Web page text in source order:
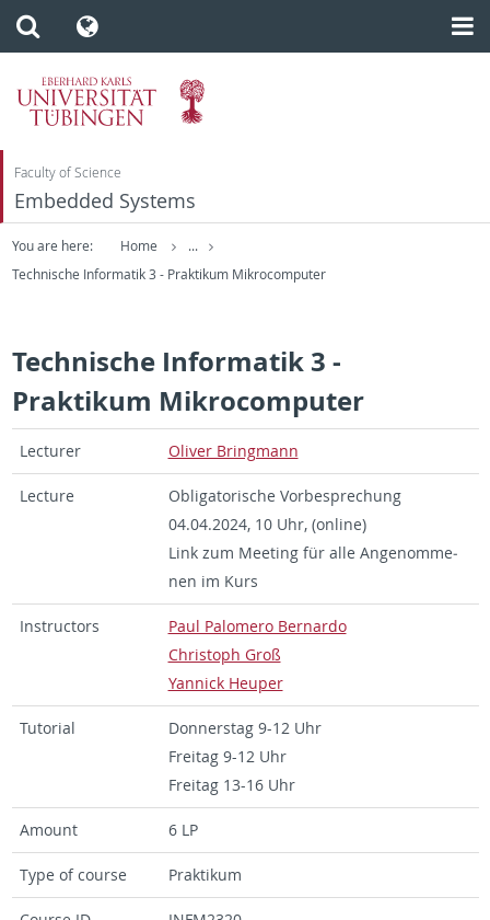
Faculty of Science
Embedded Systems
You are here: Home
...
Technische Informatik 3 - Praktikum Mikrocomputer
Technische Informatik 3 -
Praktikum Mikrocomputer
Lec­tu­rer Oli­ver Bring­mann
Lec­tu­re
Ob­li­ga­to­ri­sche Vor­be­spre­chung
04.04.2024, 10 Uhr, (on­line)
Link zum Mee­ting für alle An­ge­nom­me­
nen im Kurs
In­struc­tors
Paul Pa­lo­me­ro Ber­nar­do
Chris­toph Groß
Yan­nick Heu­per
Tu­to­ri­al
Don­ners­tag 9-12 Uhr
Frei­tag 9-12 Uhr
Frei­tag 13-16 Uhr
Amount 6 LP
Type of cour­se Prak­ti­kum